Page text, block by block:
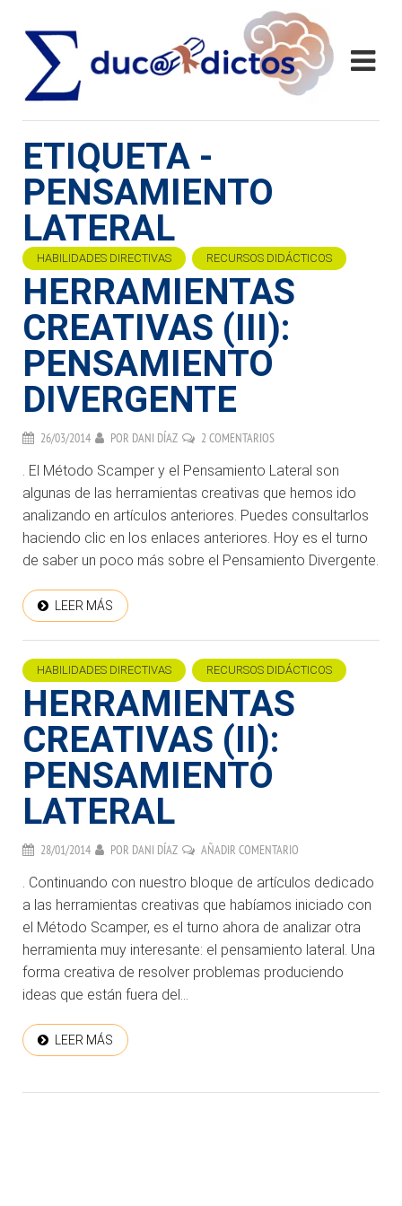
ETIQUETA -
PENSAMIENTO
LATERAL
HABILIDADES DIRECTIVAS RECURSOS DIDÁCTICOS
HERRAMIENTAS
CREATIVAS (III):
PENSAMIENTO
DIVERGENTE
26/03/2014 POR DANI DÍAZ 2 COMENTARIOS
. El Método Scamper y el Pensamiento Lateral son
algunas de las herramientas creativas que hemos ido
analizando en artículos anteriores. Puedes consultarlos
haciendo clic en los enlaces anteriores. Hoy es el turno
de saber un poco más sobre el Pensamiento Divergente.
LEER MÁS
HABILIDADES DIRECTIVAS RECURSOS DIDÁCTICOS
HERRAMIENTAS
CREATIVAS (II):
PENSAMIENTO
LATERAL
28/01/2014 POR DANI DÍAZ AÑADIR COMENTARIO
. Continuando con nuestro bloque de artículos dedicado
a las herramientas creativas que habíamos iniciado con
el Método Scamper, es el turno ahora de analizar otra
herramienta muy interesante: el pensamiento lateral. Una
forma creativa de resolver problemas produciendo
ideas que están fuera del...
LEER MÁS